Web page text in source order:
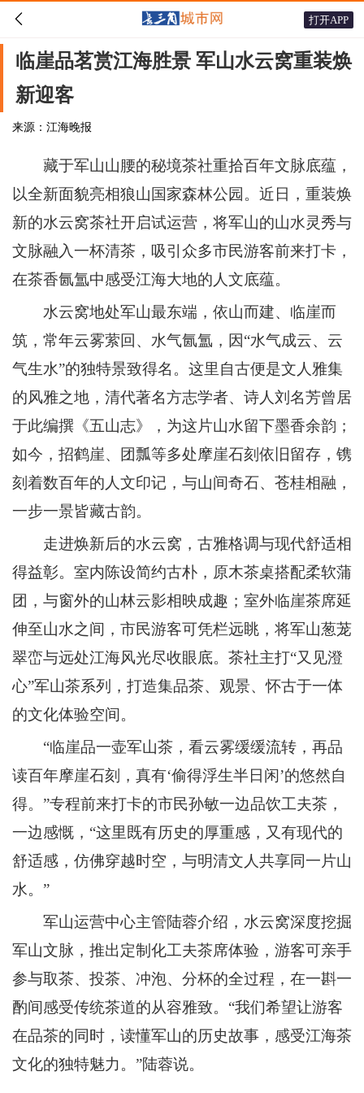
 打开APP
临崖品茗赏江海胜景 军山水云窝重装焕
新迎客
来源：江海晚报
藏于军山山腰的秘境茶社重拾百年文脉底蕴，
以全新面貌亮相狼山国家森林公园。近日，重装焕
新的水云窝茶社开启试运营，将军山的山水灵秀与
文脉融入一杯清茶，吸引众多市民游客前来打卡，
在茶香氤氲中感受江海大地的人文底蕴。
水云窝地处军山最东端，依山而建、临崖而
筑，常年云雾萦回、水气氤氲，因“水气成云、云
气生水”的独特景致得名。这里自古便是文人雅集
的风雅之地，清代著名方志学者、诗人刘名芳曾居
于此编撰《五山志》，为这片山水留下墨香余韵；
如今，招鹤崖、团瓢等多处摩崖石刻依旧留存，镌
刻着数百年的人文印记，与山间奇石、苍桂相融，
一步一景皆藏古韵。
走进焕新后的水云窝，古雅格调与现代舒适相
得益彰。室内陈设简约古朴，原木茶桌搭配柔软蒲
团，与窗外的山林云影相映成趣；室外临崖茶席延
伸至山水之间，市民游客可凭栏远眺，将军山葱茏
翠峦与远处江海风光尽收眼底。茶社主打“又见澄
心”军山茶系列，打造集品茶、观景、怀古于一体
的文化体验空间。
“临崖品一壶军山茶，看云雾缓缓流转，再品
读百年摩崖石刻，真有‘偷得浮生半日闲’的悠然自
得。”专程前来打卡的市民孙敏一边品饮工夫茶，
一边感慨，“这里既有历史的厚重感，又有现代的
舒适感，仿佛穿越时空，与明清文人共享同一片山
水。”
军山运营中心主管陆蓉介绍，水云窝深度挖掘
军山文脉，推出定制化工夫茶席体验，游客可亲手
参与取茶、投茶、冲泡、分杯的全过程，在一斟一
酌间感受传统茶道的从容雅致。“我们希望让游客
在品茶的同时，读懂军山的历史故事，感受江海茶
文化的独特魅力。”陆蓉说。